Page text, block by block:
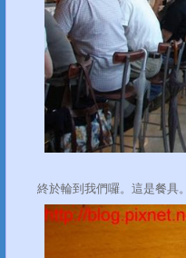
終於輪到我們囉。這是餐具